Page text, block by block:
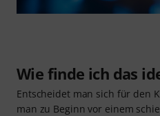
Wie finde ich das
Entscheidet man sich für den
man zu Beginn vor einem